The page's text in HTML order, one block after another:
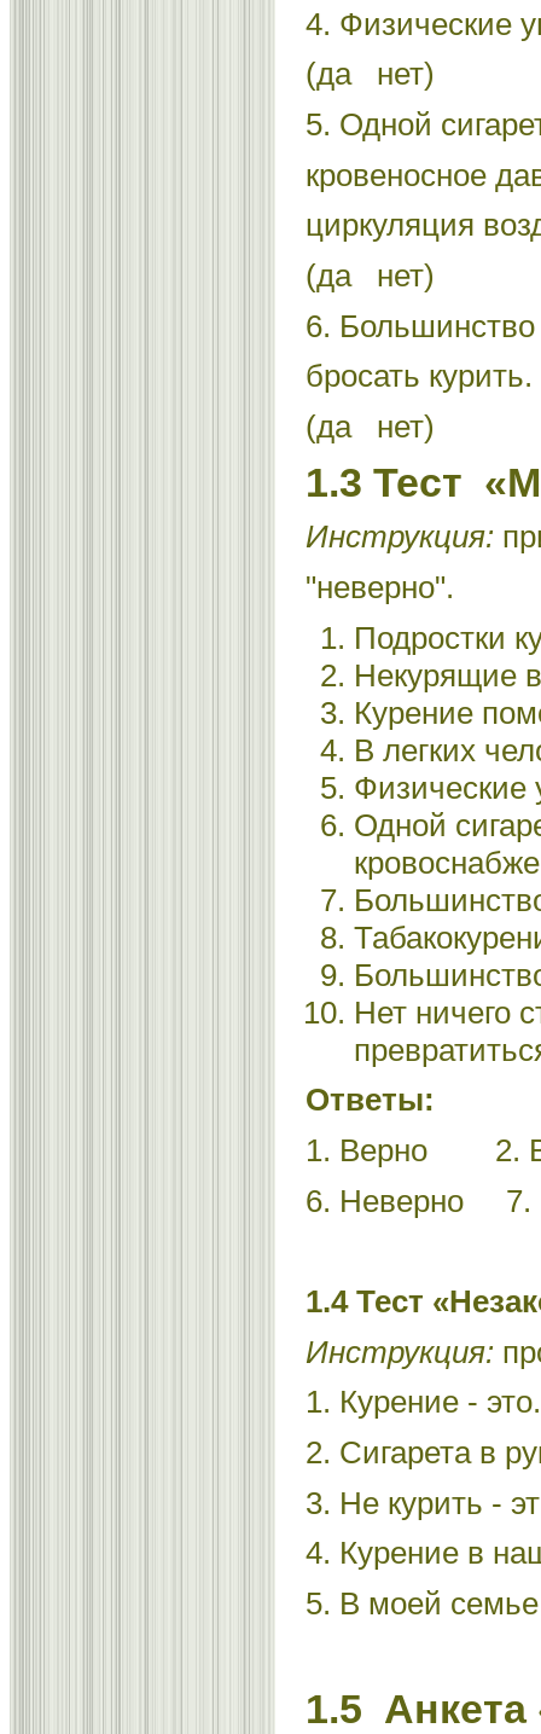
4. Физические
(да нет)
5. Одной
кровеносное
циркуляция
(да нет)
6.
бросать курить.
(да нет)
1.3 Тест
Инструкция:
"неверно".
Подростки
Некурящие
Курение
В легких
Физические
Одной
Нет ничего
Ответы:
1. Верно 2.
6. Неверно
1.4 Тест
Инструкция:
1. Курение -
2. Сигарета в
3. Не курить -
4. Курение в
5. В моей
1.5